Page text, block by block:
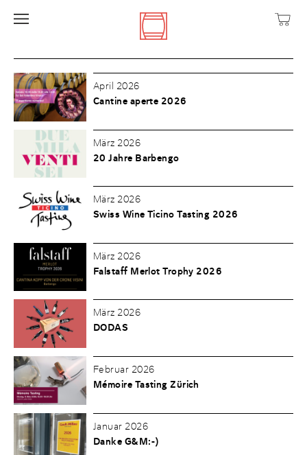
April 2026
Cantine aperte 2026
März 2026
20 Jahre Barbengo
März 2026
Swiss Wine Ticino Tasting 2026
März 2026
Falstaff Merlot Trophy 2026
März 2026
DODAS
Februar 2026
Mémoire Tasting Zürich
Januar 2026
Danke G&M:-)